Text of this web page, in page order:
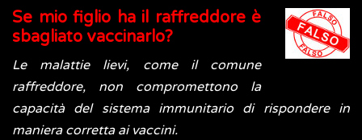
Se mio figlio ha il raffreddore è
sbagliato vaccinarlo?
Le malattie lievi, come il comune
raffreddore, non compromettono la
capacità del sistema immunitario di rispondere in
maniera corretta ai vaccini.